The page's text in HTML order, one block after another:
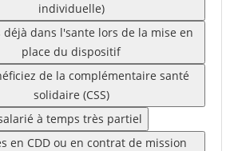
individuelle)
déjà dans l'sante lors de la mise en
place du dispositif
de la complémentaire santé
solidaire (CSS)
à temps très partiel
en CDD ou en contrat de mission